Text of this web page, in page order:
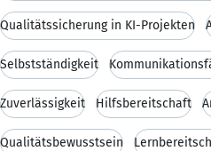
Qualitätssicherung in KI-Projekten
Selbstständigkeit
Zuverlässigkeit Hilfsbereitschaft
Qualitätsbewusstsein